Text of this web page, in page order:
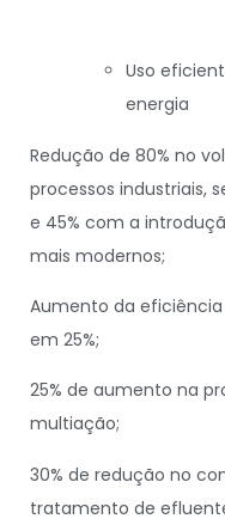
Uso
energia
Redução de 80% no
processos industriais,
e 45% com a
mais modernos;
Aumento da
em 25%;
25% de aumento na
multiação;
30% de redução no
tratamento de